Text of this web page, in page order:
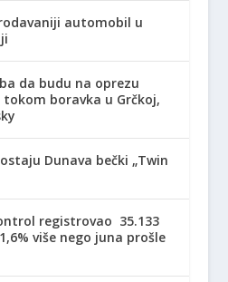
automobil u
da budu na oprezu
boravka u Grčkoj,
Dunava bečki „Twin
registrovao 35.133
više nego juna prošle